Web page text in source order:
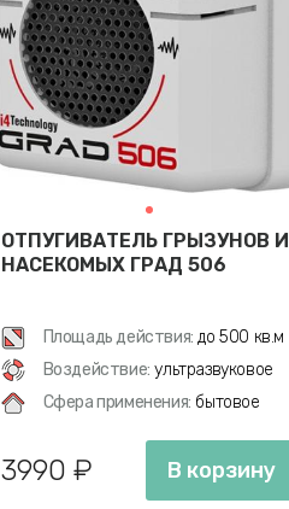
ОТПУГИВАТЕЛЬ ГРЫЗУНОВ И
НАСЕКОМЫХ ГРАД 506
Площадь действия: до 500 кв.м
Воздействие: ультразвуковое
Сфера применения: бытовое
3990 ₽ В корзину